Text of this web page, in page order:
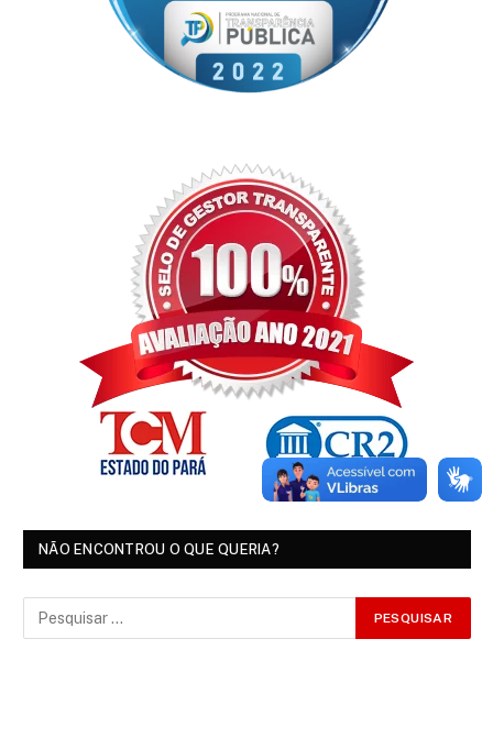
NÃO ENCONTROU O QUE QUERIA?